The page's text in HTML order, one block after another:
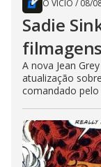
O VÍCIO / 08/
Sadie
A nova Jean
atualização
comandado pelo